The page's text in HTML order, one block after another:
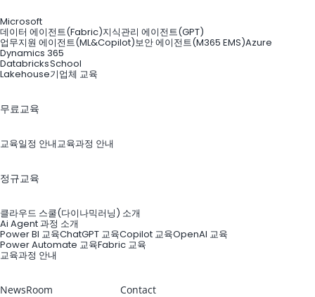
Microsoft
데이터 에이전트(Fabric)지식관리 에이전트(GPT)
업무지원 에이전트(ML&Copilot)보안 에이전트(M365 EMS)Azure
Dynamics 365
Databricks
Lakehouse
School
기업체 교육
무료교육
교육일정 안내교육과정 안내
정규교육
클라우드 스쿨(다이나믹러닝) 소개
Ai Agent 과정 소개
Power BI 교육ChatGPT 교육Copilot 교육OpenAI 교육
Power Automate 교육Fabric 교육
교육과정 안내
NewsRoom Contact